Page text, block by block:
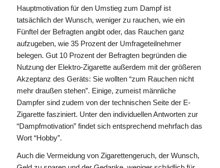
Hauptmotivation für den Umstieg zum Dampf ist
tatsächlich der Wunsch, weniger zu rauchen, wie ein
Fünftel der Befragten angibt oder, das Rauchen ganz
aufzugeben, wie 35 Prozent der Umfrageteilnehmer
belegen. Gut 10 Prozent der Befragten begründen die
Nutzung der Elektro-Zigarette außerdem mit der größeren
Akzeptanz des Geräts: Sie wollten “zum Rauchen nicht
mehr draußen stehen”. Einige, zumeist männliche
Dampfer sind zudem von der technischen Seite der E-
Zigarette fasziniert. Unter den individuellen Antworten zur
“Dampfmotivation” findet sich entsprechend mehrfach das
Wort “Hobby”.
Auch die Vermeidung von Zigarettengeruch, der Wunsch,